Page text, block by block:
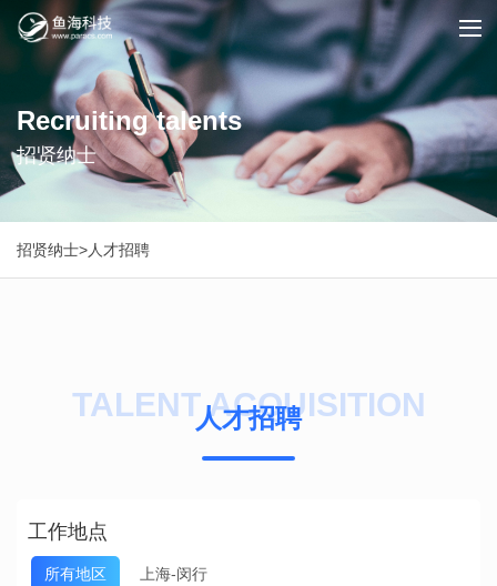
Recruiting talents
招贤纳士
招贤纳士>人才招聘
TALENT ACQUISITION
人才招聘
工作地点
所有地区 上海-闵行